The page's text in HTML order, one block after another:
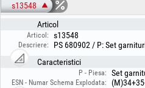
s13548
Articol
Articol: s13548
Descriere:
PS 680902 / P: Set
Caracteristici
P - Piesa: Set
ESN - Numar Schema Explodata: